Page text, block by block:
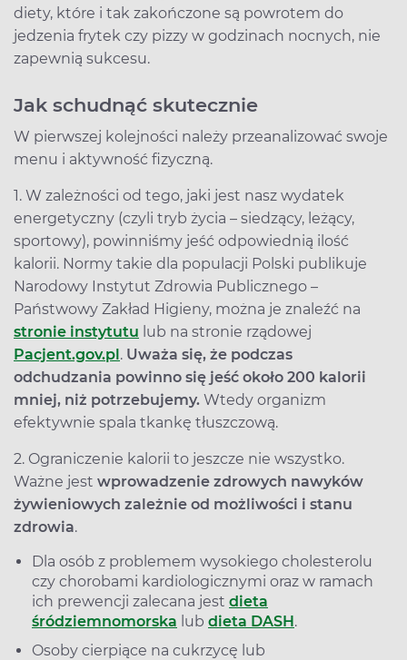
diety, które i tak zakończone są powrotem do
jedzenia frytek czy pizzy w godzinach nocnych, nie
zapewnią sukcesu.
Jak schudnąć skutecznie
W pierwszej kolejności należy przeanalizować swoje
menu i aktywność fizyczną.
1. W zależności od tego, jaki jest nasz wydatek
energetyczny (czyli tryb życia – siedzący, leżący,
sportowy), powinniśmy jeść odpowiednią ilość
kalorii. Normy takie dla populacji Polski publikuje
Narodowy Instytut Zdrowia Publicznego –
Państwowy Zakład Higieny, można je znaleźć na
stronie instytutu lub na stronie rządowej
Pacjent.gov.pl. Uważa się, że podczas
odchudzania powinno się jeść około 200 kalorii
mniej, niż potrzebujemy. Wtedy organizm
efektywnie spala tkankę tłuszczową.
2. Ograniczenie kalorii to jeszcze nie wszystko.
Ważne jest wprowadzenie zdrowych nawyków
żywieniowych zależnie od możliwości i stanu
zdrowia.
Dla osób z problemem wysokiego cholesterolu
czy chorobami kardiologicznymi oraz w ramach
ich prewencji zalecana jest dieta
śródziemnomorska lub dieta DASH.
Osoby cierpiące na cukrzycę lub